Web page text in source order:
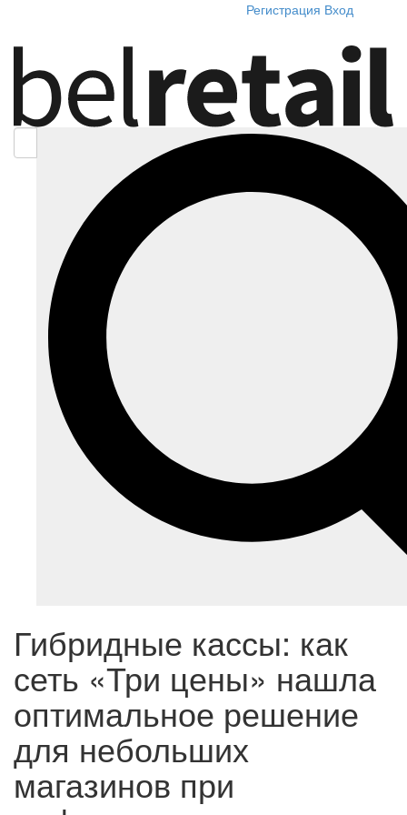
Регистрация Вход
Гибридные кассы: как
сеть «Три цены» нашла
оптимальное решение
для небольших
магазинов при